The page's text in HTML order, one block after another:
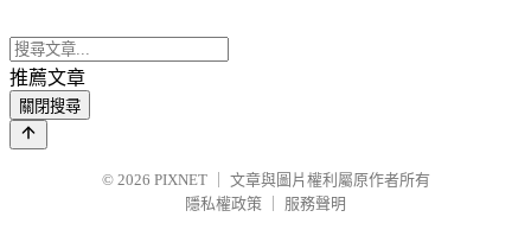
推薦文章
關閉搜尋
© 2026 PIXNET
文章與圖片權利屬原作者所有
隱私權政策
服務聲明